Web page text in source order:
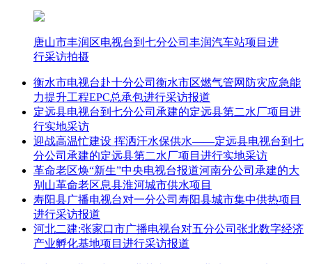
唐山市丰润区电视台到七分公司丰润汽车站项目进
行采访拍摄
衡水市电视台赴十分公司衡水市区燃气管网防灾应急能
力提升工程EPC总承包进行采访报道
定远县电视台到七分公司承建的定远县第二水厂项目进
行实地采访
迎战高温忙建设 挥洒汗水保供水——定远县电视台到七
分公司承建的定远县第二水厂项目进行实地采访
革命老区焕“新生”中央电视台报道河南分公司承建的大
别山革命老区息县淮河城市供水项目
寿阳县广播电视台对一分公司寿阳县城市集中供热项目
进行采访报道
河北二建:张家口市广播电视台对五分公司张北数字经济
产业孵化基地项目进行采访报道